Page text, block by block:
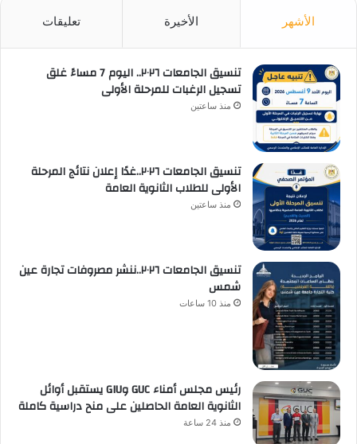
الأشهر الأخيرة تعليقات
تنسيق الجامعات ٢٠٢٦.. اليوم 7 مساءً غلق
تسجيل الرغبات للمرحلة الأولى
منذ ساعتين
تنسيق الجامعات ٢٠٢٦..غدًا إعلان نتائج المرحلة
الأولى للطلاب الثانوية العامة
منذ ساعتين
تنسيق الجامعات ٢٠٢٦..ننشر مصروفات تجارة عين
شمس
منذ 10 ساعات
رئيس مجلس أمناء GUC وGIU يستقبل أوائل
الثانوية العامة الحاصلين على منح دراسية كاملة
منذ 24 ساعة